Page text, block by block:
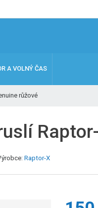
A VOLNÝ ČAS
růžové
Raptor-X